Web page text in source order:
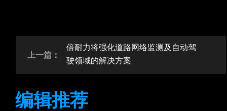
上一篇：
倍耐力将强化道路网络监测及自动驾
驶领域的解决方案
编辑推荐